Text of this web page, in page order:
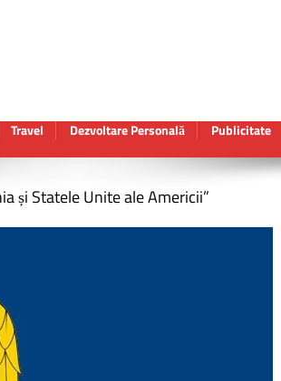
Travel Dezvoltare Personală Publicitate
și Statele Unite ale Americii”